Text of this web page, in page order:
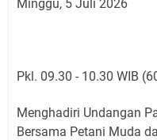
Minggu, 5 Juli 2026
Pkl. 09.30 - 10.30 WIB
Menghadiri Undangan
Bersama Petani Muda